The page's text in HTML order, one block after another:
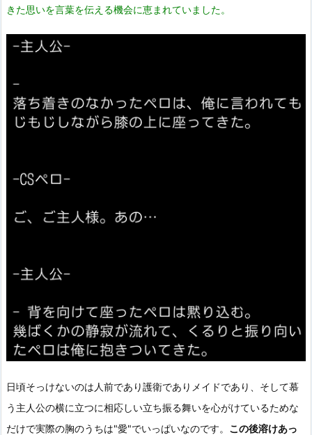
きた思いを言葉を伝える機会に恵まれていました。
日頃そっけないのは人前であり護衛でありメイドであり、そして慕
う主人公の横に立つに相応しい立ち振る舞いを心がけているためな
だけで実際の胸のうちは"愛"でいっぱいなのです。 この後溶けあっ